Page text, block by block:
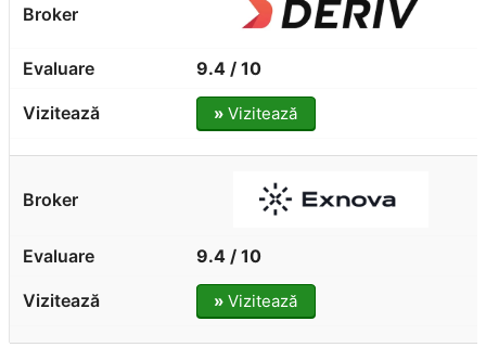
9.4 / 10
» Vizitează
9.4 / 10
» Vizitează